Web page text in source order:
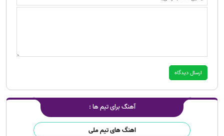
آهنگ برای تیم ها :
اهنگ های تیم ملی